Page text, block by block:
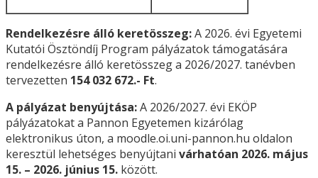
Rendelkezésre álló keretösszeg:A 2026. évi Egyetemi
Kutatói Ösztöndíj Program pályázatok támogatására
rendelkezésre álló keretösszeg a 2026/2027. tanévben
tervezetten 154 032 672.- Ft.
A pályázat benyújtása:A 2026/2027. évi EKÖP
pályázatokat a Pannon Egyetemen kizárólag
elektronikus úton, a moodle.oi.uni-pannon.hu oldalon
keresztül lehetséges benyújtani várhatóan 2026. május
15. – 2026. június 15. között.